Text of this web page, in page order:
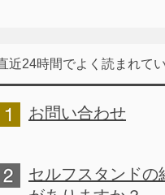
近24時間でよく読まれて
お問い合わせ
セルフスタンドの